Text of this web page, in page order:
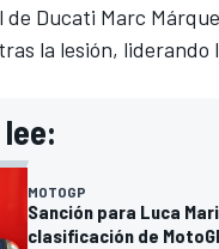
de Ducati Marc
la lesión, liderando
MOTOGP
Sanción para Luca
clasificación de